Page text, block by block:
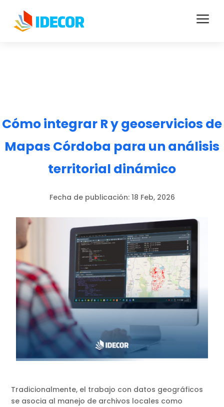
a
Cómo integrar R y geoservicios de
Mapas Córdoba para un análisis
territorial dinámico
Fecha de publicación: 18 Feb, 2026
Tradicionalmente, el trabajo con datos geográficos
se asocia al manejo de archivos locales como